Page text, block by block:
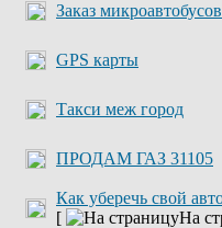
Заказ микроавтобусов
GPS карты
Такси меж город
ПРОДАМ ГАЗ 31105
Как уберечь свой
[
На